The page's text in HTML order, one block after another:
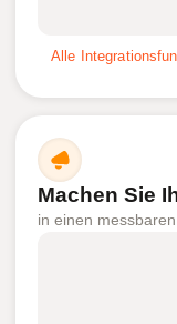
Alle
Machen Sie
in einen